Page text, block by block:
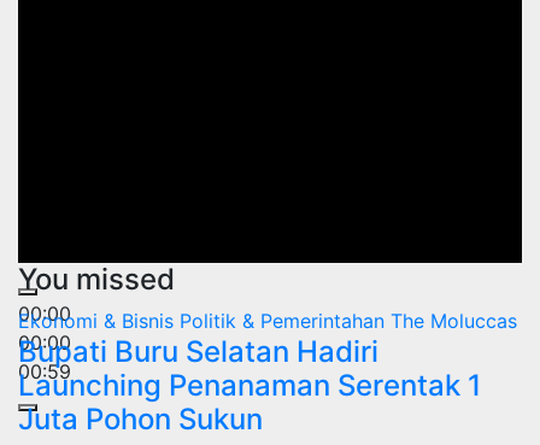
00:00
00:00
00:59
You missed
Ekonomi & Bisnis Politik & Pemerintahan The Moluccas
Bupati Buru Selatan Hadiri
Launching Penanaman Serentak 1
Juta Pohon Sukun